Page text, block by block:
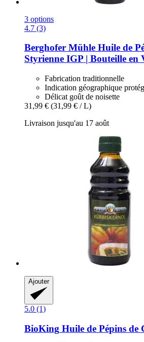
3 options
4.7 (3)
Berghofer Mühle Huile de
Styrienne IGP | Bouteille en
Fabrication traditionnelle
Indication géographique
Délicat goût de noisette
31,99 € (31,99 € / L)
Livraison jusqu'au 17 août
Ajouter
5.0 (1)
BioKing Huile de Pépins de